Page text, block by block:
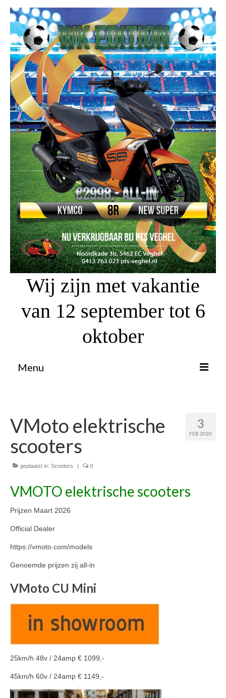
Wij zijn met vakantie
van 12 september tot 6
oktober
Menu
Scooter Financiering
Bedrijfgegevens
RDW ERKEND
Elektrische scooters / Steps
Enra verzekeringen
Bezorg scooters / Delevery
Helmen & accessoires
3
FEB 2020
VMoto elektrische
scooters
geplaatst in: Scooters | 0
VMOTO elektrische scooters
Prijzen Maart 2026
Official Dealer
https://vmoto.com/models
Genoemde prijzen zij all-in
VMoto CU Mini
25km/h 48v / 24amp € 1099,-
45km/h 60v / 24amp € 1149,-